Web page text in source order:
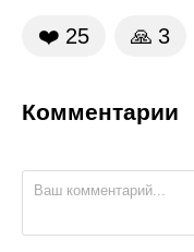
❤️ 25 🙏 3
Комментарии